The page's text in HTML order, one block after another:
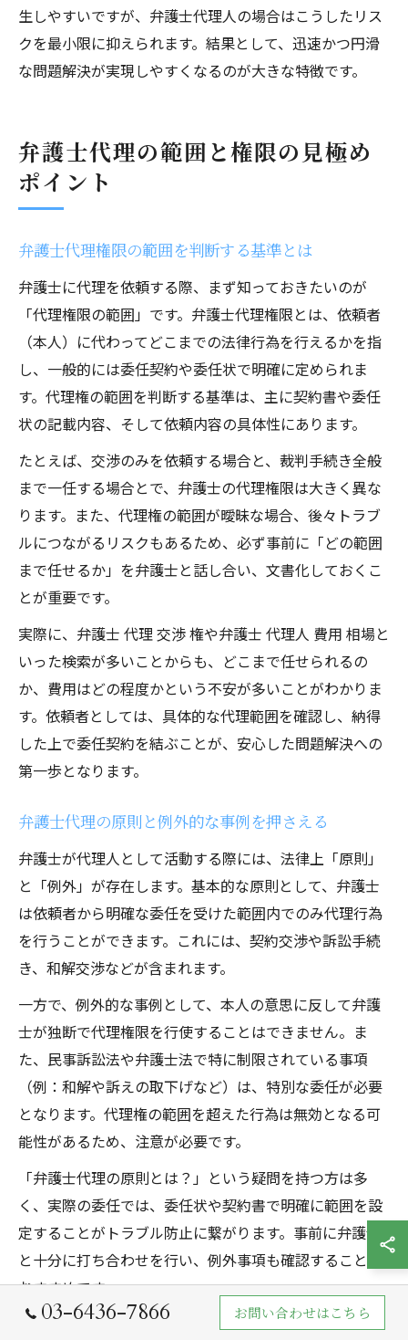
生しやすいですが、弁護士代理人の場合はこうしたリス
クを最小限に抑えられます。結果として、迅速かつ円滑
な問題解決が実現しやすくなるのが大きな特徴です。
弁護士代理の範囲と権限の見極め
ポイント
弁護士代理権限の範囲を判断する基準とは
弁護士に代理を依頼する際、まず知っておきたいのが
「代理権限の範囲」です。弁護士代理権限とは、依頼者
（本人）に代わってどこまでの法律行為を行えるかを指
し、一般的には委任契約や委任状で明確に定められま
す。代理権の範囲を判断する基準は、主に契約書や委任
状の記載内容、そして依頼内容の具体性にあります。
たとえば、交渉のみを依頼する場合と、裁判手続き全般
まで一任する場合とで、弁護士の代理権限は大きく異な
ります。また、代理権の範囲が曖昧な場合、後々トラブ
ルにつながるリスクもあるため、必ず事前に「どの範囲
まで任せるか」を弁護士と話し合い、文書化しておくこ
とが重要です。
実際に、弁護士 代理 交渉 権や弁護士 代理人 費用 相場と
いった検索が多いことからも、どこまで任せられるの
か、費用はどの程度かという不安が多いことがわかりま
す。依頼者としては、具体的な代理範囲を確認し、納得
した上で委任契約を結ぶことが、安心した問題解決への
第一歩となります。
弁護士代理の原則と例外的な事例を押さえる
弁護士が代理人として活動する際には、法律上「原則」
と「例外」が存在します。基本的な原則として、弁護士
は依頼者から明確な委任を受けた範囲内でのみ代理行為
を行うことができます。これには、契約交渉や訴訟手続
き、和解交渉などが含まれます。
一方で、例外的な事例として、本人の意思に反して弁護
士が独断で代理権限を行使することはできません。ま
た、民事訴訟法や弁護士法で特に制限されている事項
（例：和解や訴えの取下げなど）は、特別な委任が必要
となります。代理権の範囲を超えた行為は無効となる可
能性があるため、注意が必要です。
「弁護士代理の原則とは？」という疑問を持つ方は多
く、実際の委任では、委任状や契約書で明確に範囲を設
定することがトラブル防止に繋がります。事前に弁護士
と十分に打ち合わせを行い、例外事項も確認することが
おすすめです。
03-6436-7866 お問い合わせはこちら